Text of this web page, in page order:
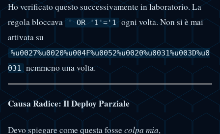
Ho verificato questo successivamente in laboratorio. La
regola bloccava ' OR '1'='1 ogni volta. Non si è mai
attivata su
%u0027%u0020%u004F%u0052%u0020%u0031%u003D%u0
031 nemmeno una volta.
Causa Radice: Il Deploy Parziale
Devo spiegare come questa fossecolpa mia,